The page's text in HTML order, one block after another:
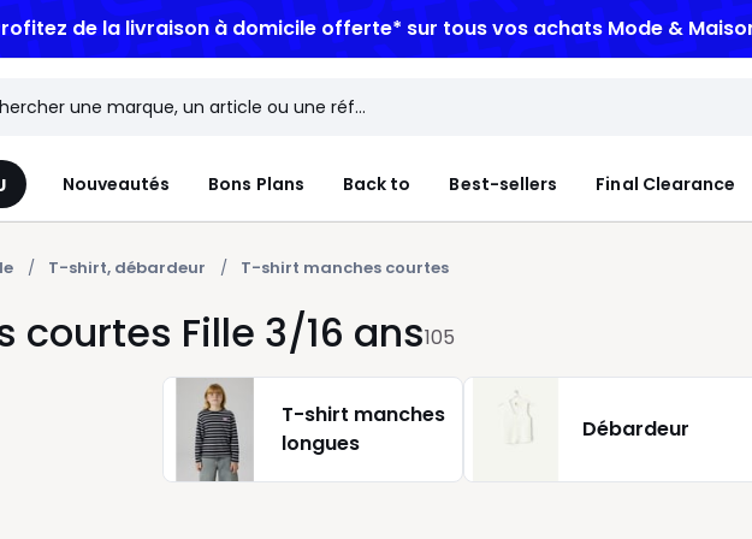
Nouveautés Bons Plans Back to Best-sellers Final Clearance
T-shirt, débardeur T-shirt manches courtes
Fille 3/16 ans105
T-shirt manches
longues
Débardeur